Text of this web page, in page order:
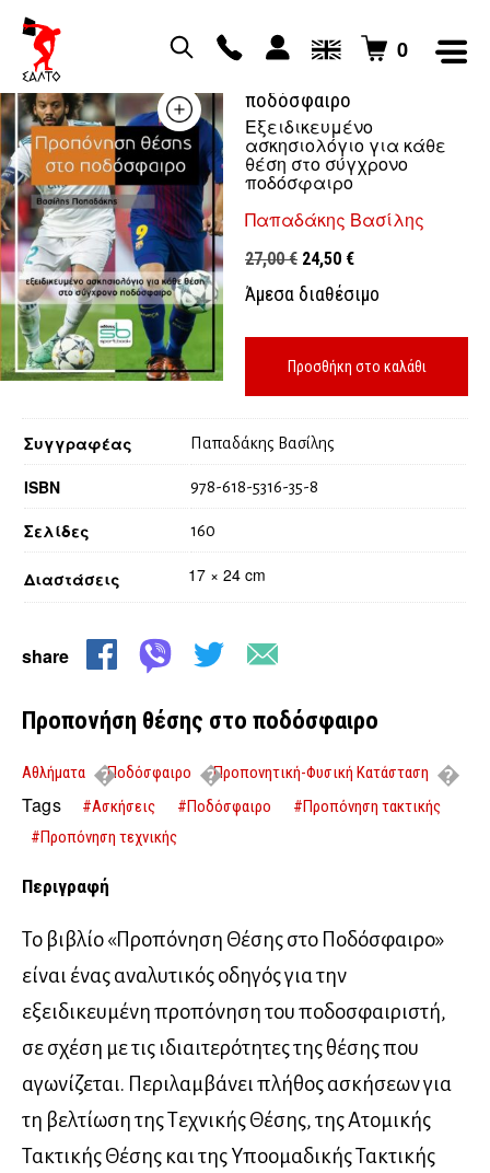
0
ποδόσφαιρο
Εξειδικευμένο
ασκησιολόγιο για κάθε
θέση στο σύγχρονο
ποδόσφαιρο
Παπαδάκης Βασίλης
27,00€ Original
price
27,00 €.
24,50 €Η
τρέχουσα
τιμή
είναι:
24,50 €.
Άμεσα διαθέσιμο
Προσθήκη στο καλάθι
Διαστάσεις 17 × 24 cm
Συγγραφέας Παπαδάκης Βασίλης
ISBN 978-618-5316-35-8
Σελίδες 160
share
Προπονήση θέσης στο ποδόσφαιρο
Αθλήματα Ποδόσφαιρο
Προπονητική-Φυσική Κατάσταση
Προπονήση θέσης στο ποδόσφαιρο
Tags #Ασκήσεις #Ποδόσφαιρο
#Προπόνηση τακτικής
#Προπόνηση τεχνικής
Περιγραφή
Το βιβλίο «Προπόνηση Θέσης στο Ποδόσφαιρο»
είναι ένας αναλυτικός οδηγός για την
εξειδικευμένη προπόνηση του ποδοσφαιριστή,
σε σχέση με τις ιδιαιτερότητες της θέσης που
αγωνίζεται. Περιλαμβάνει πλήθος ασκήσεων για
τη βελτίωση της Τεχνικής Θέσης, της Ατομικής
Τακτικής Θέσης και της Υποομαδικής Τακτικής